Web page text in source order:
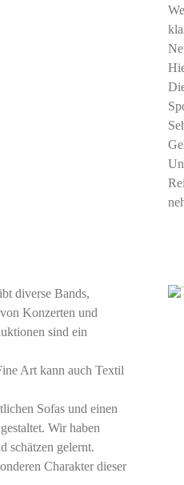
diverse Bands,
Konzerten und
sind ein
Art kann auch Textil
Sofas und einen
Wir haben
schätzen gelernt.
Charakter dieser